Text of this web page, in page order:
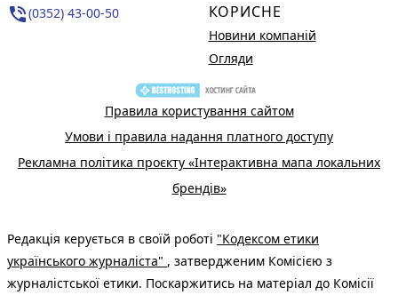
phone_in_talk(0352) 43-00-50 КОРИСНЕ
Новини компаній
Огляди
Правила користування сайтом
Умови і правила надання платного доступу
Рекламна політика проєкту «Інтерактивна мапа локальних
брендів»
Редакція керується в своїй роботі "Кодексом етики
українського журналіста" , затвердженим Комісією з
журналістської етики. Поскаржитись на матеріал до Комісії